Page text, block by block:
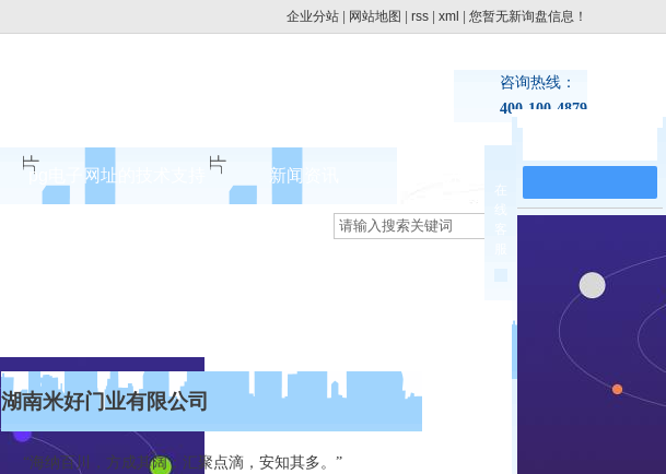
企业分站 网站地图 rss xml 您暂无新询盘信息！
咨询热线：
400-100-4879
pg电子网址的技术支持 新闻资讯
湖南米好门业有限公司
“海纳百川，方成其阔；汇聚点滴，安知其多。”
在